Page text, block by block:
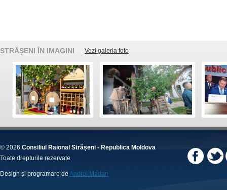
STRĂȘENI ÎN IMAGINI Vezi galeria foto
© 2026 Consiliul Raional Strășeni - Republica Moldova
Toate drepturile rezervate
Design și programare de Andrei Madan